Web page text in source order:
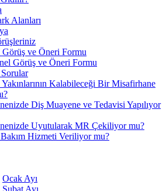
Alanları
Görüş ve Öneri Formu
Görüş ve Öneri Formu
Sorular
Yakınlarının Kalabileceği Bir Misafirhane
Diş Muayene ve Tedavisi Yapılıyor
Uyutularak MR Çekiliyor mu?
Hizmeti Veriliyor mu?
Ocak Ayı
Şubat Ayı